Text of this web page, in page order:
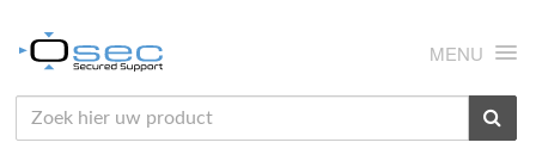
MENU
HOME